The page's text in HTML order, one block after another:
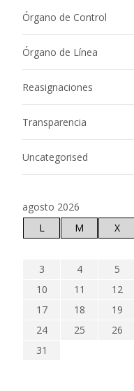
Órgano de Control
Órgano de Línea
Reasignaciones
Transparencia
Uncategorised
agosto 2026
L
M X
3
4 5
10
11 12
17
18 19
24
25 26
31